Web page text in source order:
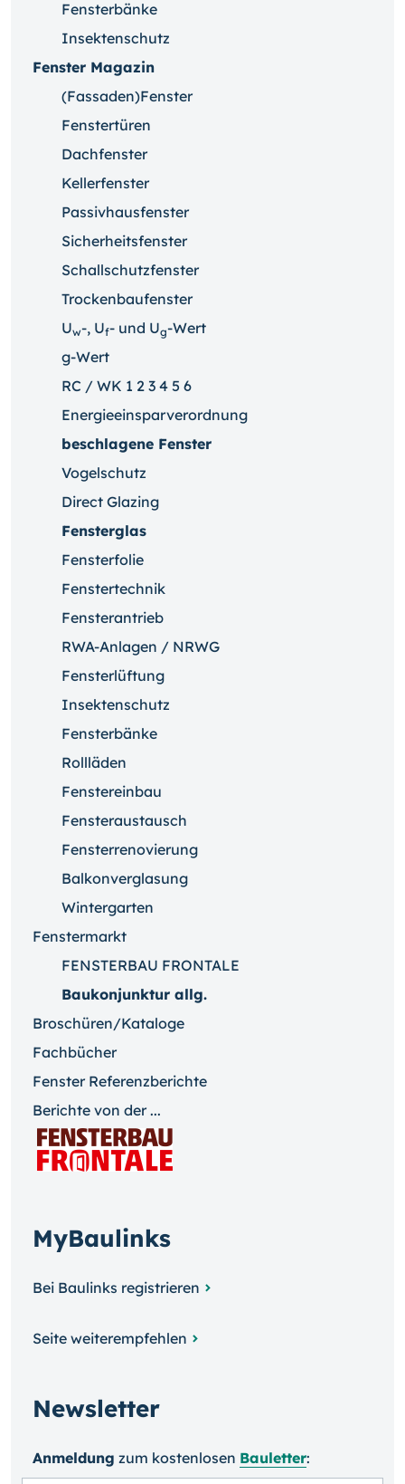
Fensterbänke
Insektenschutz
Fenster Magazin
(Fassaden)Fenster
Fenstertüren
Dachfenster
Kellerfenster
Passivhausfenster
Sicherheitsfenster
Schallschutzfenster
Trockenbaufenster
Uw-, Uf- und Ug-Wert
g-Wert
RC / WK 1 2 3 4 5 6
Energieeinsparverordnung
beschlagene Fenster
Vogelschutz
Direct Glazing
Fensterglas
Fensterfolie
Fenstertechnik
Fensterantrieb
RWA-Anlagen / NRWG
Fensterlüftung
Insektenschutz
Fensterbänke
Rollläden
Fenstereinbau
Fensteraustausch
Fensterrenovierung
Balkonverglasung
Wintergarten
Fenstermarkt
FENSTERBAU FRONTALE
Baukonjunktur allg.
Broschüren/Kataloge
Fachbücher
Fenster Referenzberichte
Berichte von der ...
MyBaulinks
Bei Baulinks registrieren
Seite weiterempfehlen
Newsletter
Anmeldung zum kosten­losen Bauletter: